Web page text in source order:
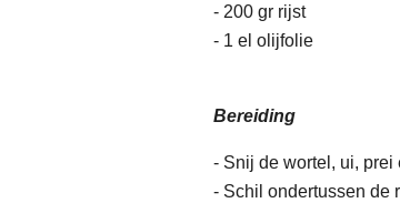
- 200 gr rijst
- 1 el olijfolie
Bereiding
- Snij de wortel, ui,
- Schil ondertussen de